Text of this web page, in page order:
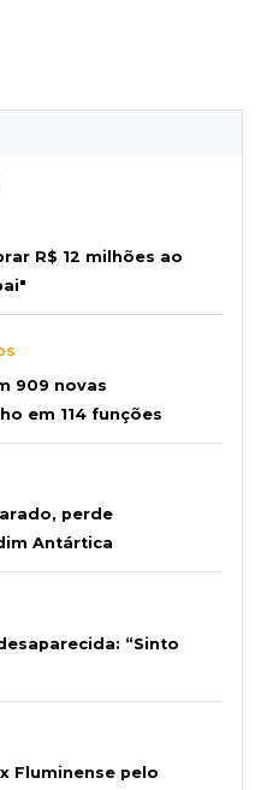
R$ 12 milhões ao
909 novas
em 114 funções
perde
Antártica
“Sinto
Fluminense pelo